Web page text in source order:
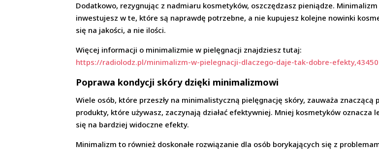
Dodatkowo, rezygnując z nadmiaru kosmetyków, oszczędzasz pieniądze.
inwestujesz w te, które są naprawdę potrzebne, a nie kupujesz kolejne nowinki
się na jakości, a nie ilości.
Więcej informacji o minimalizmie w pielęgnacji znajdziesz tutaj:
https://radiolodz.pl/minimalizm-w-pielegnacji-dlaczego-daje-tak-dobre-
Poprawa kondycji skóry dzięki minimalizmowi
Wiele osób, które przeszły na minimalistyczną pielęgnację skóry, zauważa
produkty, które używasz, zaczynają działać efektywniej. Mniej kosmetyków oznacza
się na bardziej widoczne efekty.
Minimalizm to również doskonałe rozwiązanie dla osób borykających się z